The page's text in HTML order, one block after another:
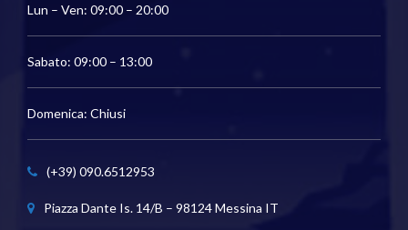
Lun – Ven: 09:00 – 20:00
Sabato: 09:00 – 13:00
Domenica: Chiusi
(+39) 090.6512953
Piazza Dante Is. 14/B – 98124 Messina IT